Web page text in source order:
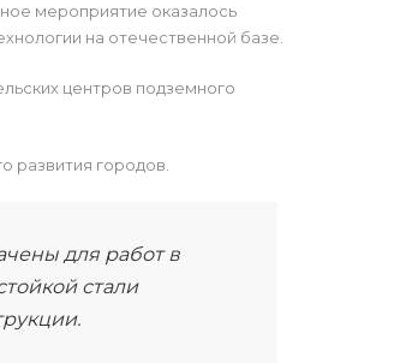
мероприятие оказалось
на отечественной базе.
центров подземного
развития городов.
для работ в
стали